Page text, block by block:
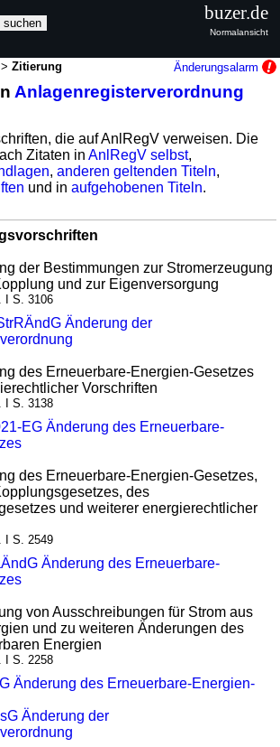
>Zitierung Änderungsalarm
Anlagenregisterverordnung
die auf AnlRegV verweisen. Die
Zitaten inAnlRegV selbst,
,anderen geltenden Titeln,
und inaufgehobenen Titeln.
der Bestimmungen zur Stromerzeugung
und zur Eigenversorgung
I S. 3106
Änderung der
des Erneuerbare-Energien-Gesetzes
Vorschriften
I S. 3138
EG Änderung des Erneuerbare-
des Erneuerbare-Energien-Gesetzes,
des
und weiterer energierechtlicher
I S. 2549
Änderung des Erneuerbare-
von Ausschreibungen für Strom aus
und zu weiteren Änderungen des
Energien
I S. 2258
Änderung des Erneuerbare-Energien-
Änderung der
buzer.de
Normalansicht